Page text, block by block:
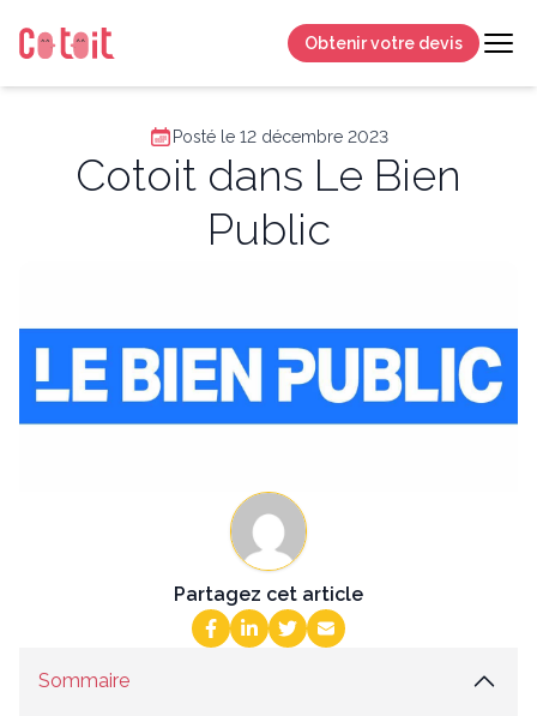
Obtenir votre devis
Posté le 12 décembre 2023
Cotoit dans Le Bien
Public
Partagez cet article
Sommaire